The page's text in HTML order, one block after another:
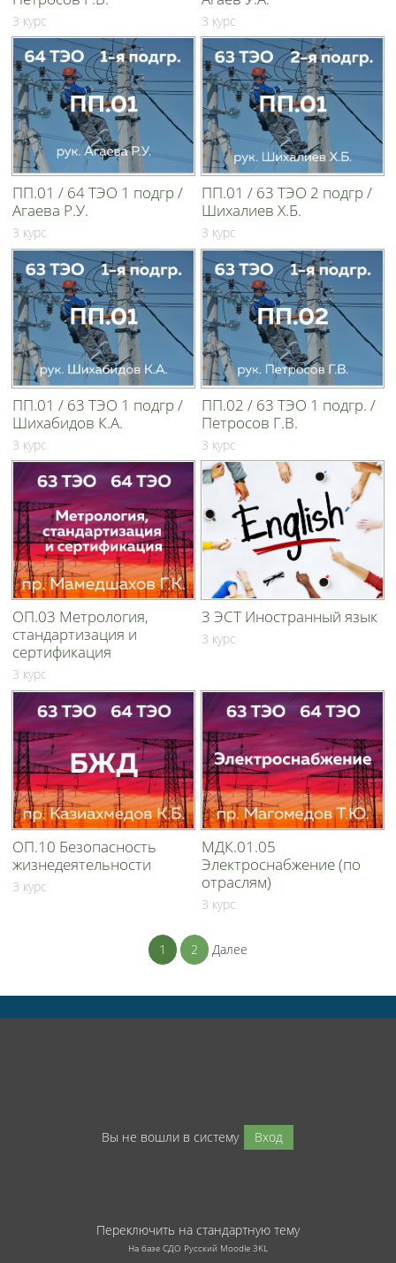
3 курс 3 курс
ПП.01 / 64 ТЭО 1 подгр /
Агаева Р.У.
3 курс
ПП.01 / 63 ТЭО 2 подгр /
Шихалиев Х.Б.
3 курс
ПП.01 / 63 ТЭО 1 подгр /
Шихабидов К.А.
3 курс
ПП.02 / 63 ТЭО 1 подгр. /
Петросов Г.В.
3 курс
ОП.03 Метрология,
стандартизация и
сертификация
3 курс
3 ЭСТ Иностранный язык
3 курс
ОП.10 Безопасность
жизнедеятельности
3 курс
МДК.01.05
Электроснабжение (по
отраслям)
3 курс
1 2 Далее
Вы не вошли в систему Вход
На базе СДО Русский Moodle 3KL
Переключить на стандартную тему